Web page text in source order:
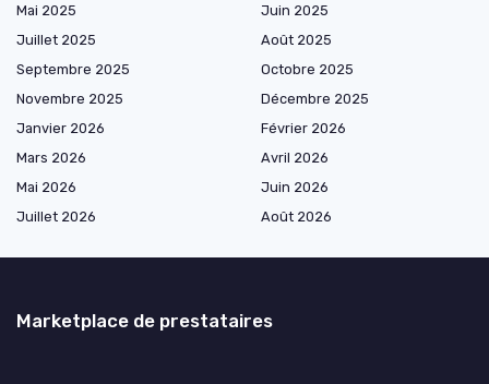
Mai 2025
Juin 2025
Juillet 2025
Août 2025
Septembre 2025
Octobre 2025
Novembre 2025
Décembre 2025
Janvier 2026
Février 2026
Mars 2026
Avril 2026
Mai 2026
Juin 2026
Juillet 2026
Août 2026
Marketplace de prestataires